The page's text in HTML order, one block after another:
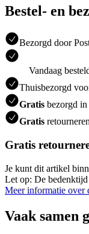
Bestel- en
Bezorgd door
Vandaag
Thuisbezorgd
Gratis bezorgd
Gratis
Gratis
Je kunt dit artikel
Let op: De bedenktijd
Meer informatie over
Vaak samen